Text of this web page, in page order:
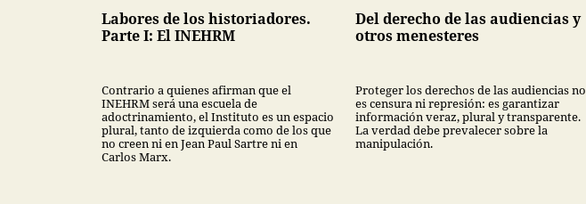
Labores de los historiadores.
Parte I: El INEHRM
Contrario a quienes afirman que el
INEHRM será una escuela de
adoctrinamiento, el Instituto es un espacio
plural, tanto de izquierda como de los que
no creen ni en Jean Paul Sartre ni en
Carlos Marx.
Del derecho de las audiencias y
otros menesteres
Proteger los derechos de las audiencias no
es censura ni represión: es garantizar
información veraz, plural y transparente.
La verdad debe prevalecer sobre la
manipulación.